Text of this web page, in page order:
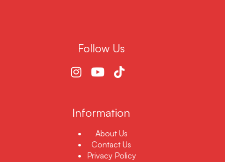
Follow Us
Information
About Us
Contact Us
Privacy Policy